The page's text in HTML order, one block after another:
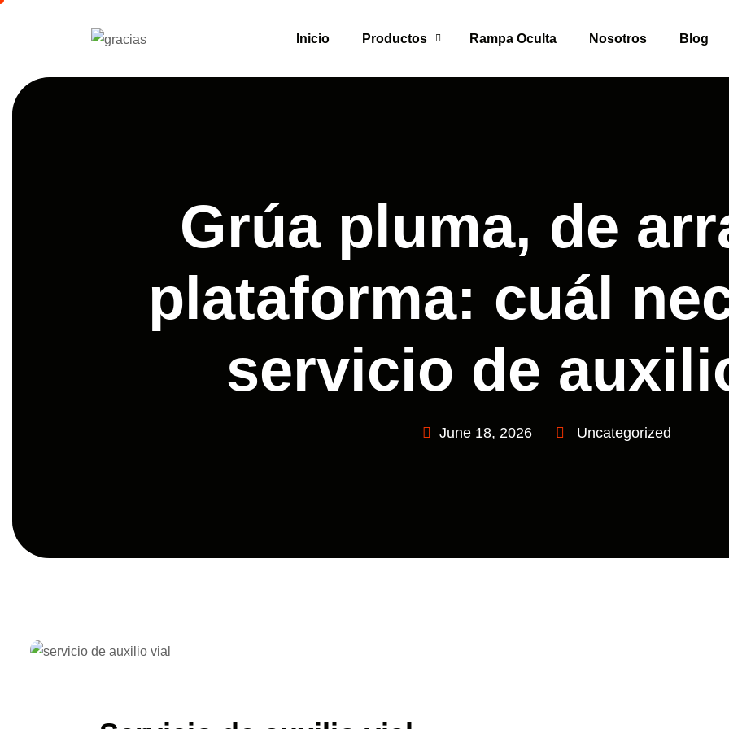
Inicio Productos Rampa Oculta Nosotros Blog
Grúa pluma, de
plataforma: cuál
servicio de
June 18, 2026 Uncategorized